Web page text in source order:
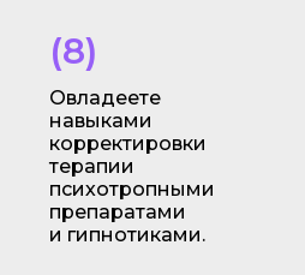
Овладеете
навыками
корректировки
терапии
психотропными
препаратами
и гипнотиками.
(8)